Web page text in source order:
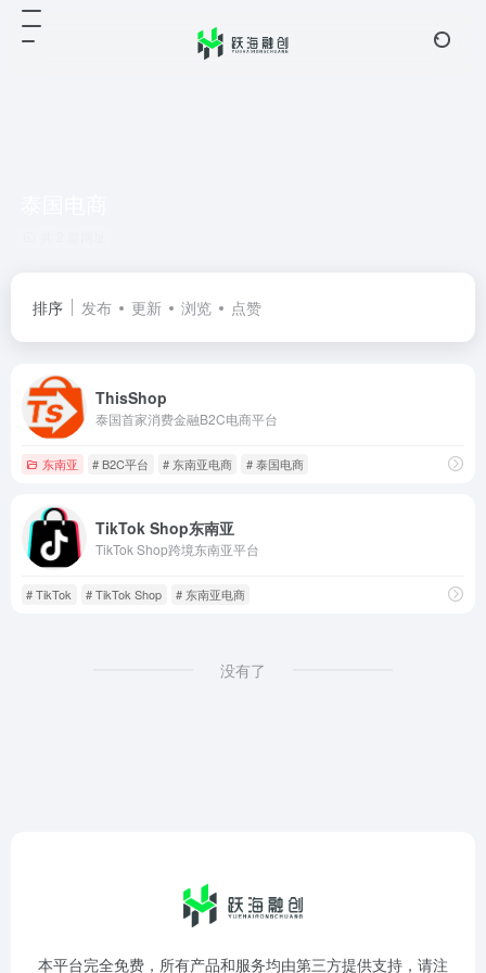
排序 发布 更新 浏览 点赞
ThisShop
泰国首家消费金融B2C电商平台
东南亚 # B2C平台 # 东南亚电商 # 泰国电商
TikTok Shop东南亚
TikTok Shop跨境东南亚平台
# TikTok # TikTok Shop # 东南亚电商
没有了
本平台完全免费，所有产品和服务均由第三方提供支持，请注